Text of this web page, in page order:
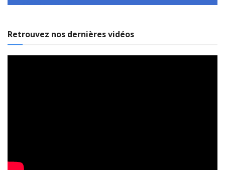
Retrouvez nos dernières vidéos